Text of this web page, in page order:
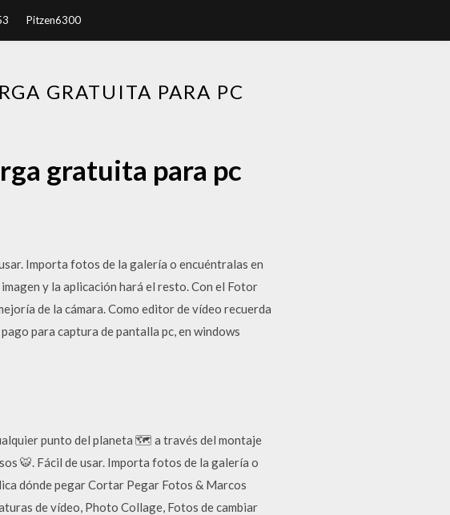
Pitzen6300
GRATUITA PARA PC
gratuita para pc
Importa fotos de la galería o encuéntralas en
y la aplicación hará el resto. Con el Fotor
de la cámara. Como editor de vídeo recuerda
para captura de pantalla pc, en windows
punto del planeta 🗺️ a través del montaje
🐯. Fácil de usar. Importa fotos de la galería o
dónde pegar Cortar Pegar Fotos & Marcos
de vídeo, Photo Collage, Fotos de cambiar